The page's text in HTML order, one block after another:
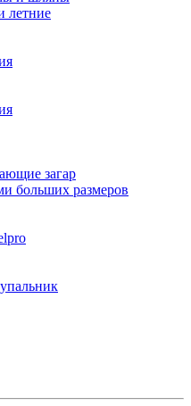
летние
загар
больших размеров